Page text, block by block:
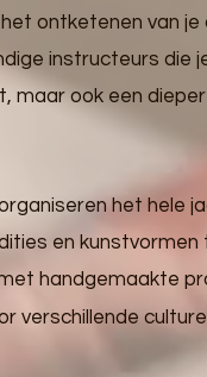
ontketenen van
instructeurs die
maar ook een
het hele
en kunstvormen
handgemaakte
verschillende